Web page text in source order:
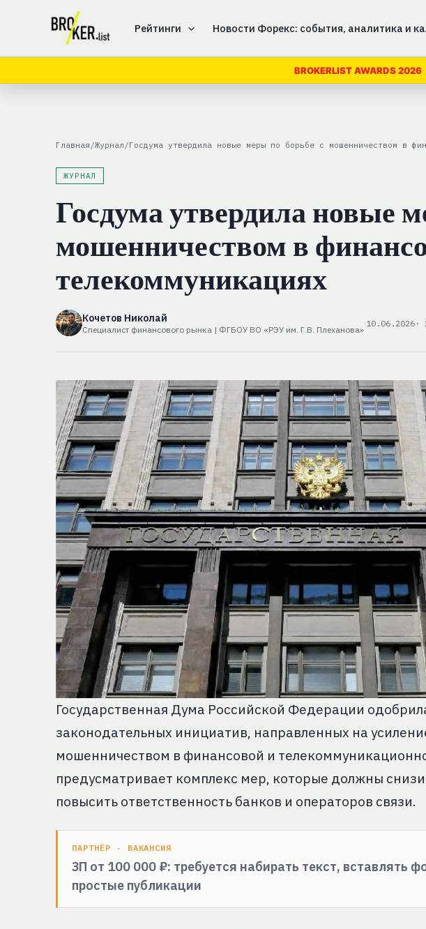
содержимому
Рейтинги Новости Форекс: события, аналитика и
BROKERLIST AWARDS 2026
Главная /Журнал /Госдума утвердила новые меры по борьбе с мошенничеством в
ЖУРНАЛ
Госдума утвердила новые
мошенничеством в
телекоммуникациях
Кочетов Николай
Специалист финансового рынка | ФГБОУ ВО «РЭУ им. Г.В. Плеханова»
10.06.2026 ·
Государственная Дума Российской Федерации
законодательных инициатив, направленных на
мошенничеством в финансовой и
предусматривает комплекс мер, которые должны
повысить ответственность банков и операторов связи.
ПАРТНЁР · ВАКАНСИЯ
ЗП от 100 000 ₽: требуется набирать текст, вставлять
простые публикации